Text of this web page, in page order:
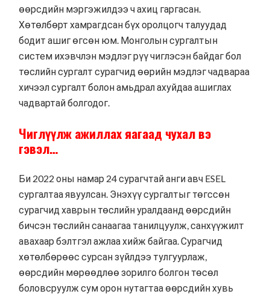
өөрсдийн мэргэжилдээ ч ахиц гаргасан.
Хөтөлбөрт хамрагдсан бүх оролцогч талуудад
бодит ашиг өгсөн юм. Монголын сургалтын
систем ихэвчлэн мэдлэг рүү чиглэсэн байдаг бол
төслийн сургалт сурагчид өөрийн мэдлэг чадвараа
хичээл сургалт болон амьдрал ахуйдаа ашиглах
чадвартай болгодог.
Чиглүүлж ажиллах яагаад чухал вэ
гэвэл…
Би 2022 оны намар 24 сурагчтай анги авч ESEL
сургалтаа явуулсан. Энэхүү сургалтыг төгссөн
сурагчид хаврын төслийн уралдаанд өөрсдийн
бичсэн төслийн санаагаа танилцуулж, санхүүжилт
авахаар бэлтгэл ажлаа хийж байгаа. Сурагчид
хөтөлбөрөөс сурсан зүйлдээ тулгуурлаж,
өөрсдийн мөрөөдлөө зорилго болгон төсөл
боловсруулж сум орон нутагтаа өөрсдийн хувь